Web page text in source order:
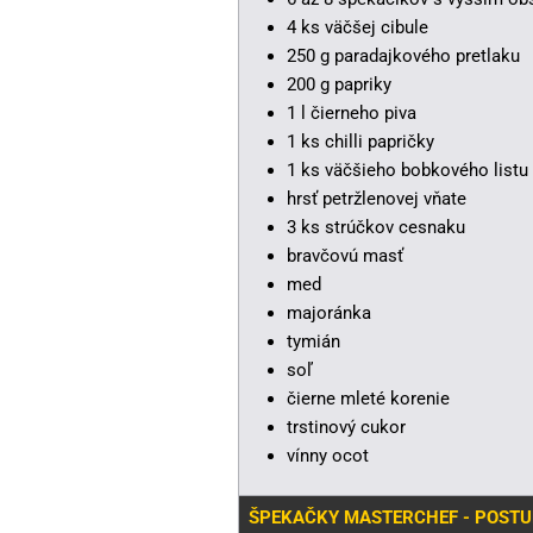
4 ks väčšej cibule
250 g paradajkového pretlaku
200 g papriky
1 l čierneho piva
1 ks chilli papričky
1 ks väčšieho bobkového listu
hrsť petržlenovej vňate
3 ks strúčkov cesnaku
bravčovú masť
med
majoránka
tymián
soľ
čierne mleté korenie
trstinový cukor
vínny ocot
ŠPEKAČKY MASTERCHEF -